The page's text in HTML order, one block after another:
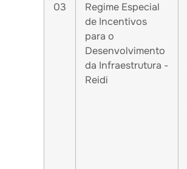
03
Regime Especial
de Incentivos
para o
Desenvolvimento
da Infraestrutura -
Reidi